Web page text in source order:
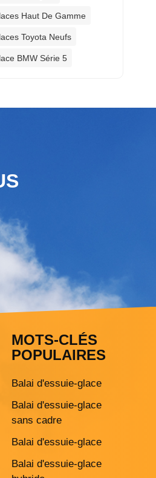
Haut De Gamme
Toyota Neufs
BMW Série 5
MOTS-CLÉS
POPULAIRES
Balai d'essuie-glace
Balai d'essuie-glace
sans cadre
Balai d'essuie-glace
Balai d'essuie-glace